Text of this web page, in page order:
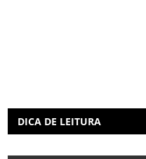
DICA DE LEITURA